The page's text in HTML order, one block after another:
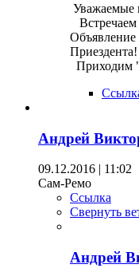
Уважаемые
Приездента!
Приходим
Андрей
09.12.2016 | 11:02
Сам-Ремо
Ссылка
Свернуть
Андрей